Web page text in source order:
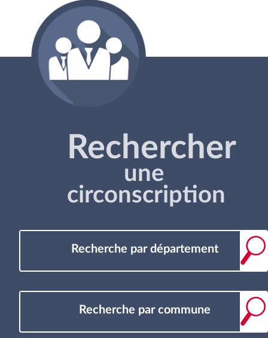
Rechercher
une
circonscription
Recherche par département
Recherche par commune